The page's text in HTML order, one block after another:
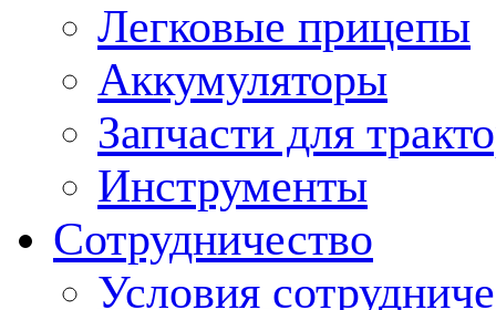
Легковые прицепы
Аккумуляторы
Запчасти для
Инструменты
Сотрудничество
Условия